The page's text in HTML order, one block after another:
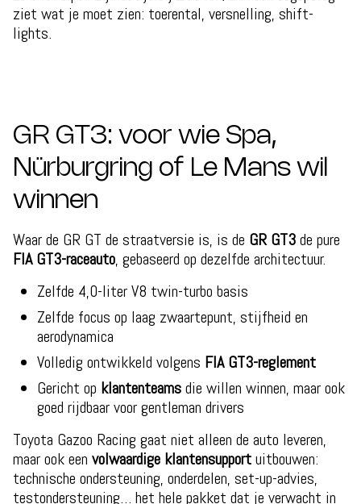
ziet wat je moet zien: toerental, versnelling, shift-
lights.
GR GT3: voor wie Spa,
Nürburgring of Le Mans wil
winnen
Waar de GR GT de straatversie is, is de GR GT3de pure
FIA GT3-raceauto, gebaseerd op dezelfde architectuur.
Zelfde 4,0-liter V8 twin-turbo basis
Zelfde focus op laag zwaartepunt, stijfheid en
aerodynamica
Volledig ontwikkeld volgens FIA GT3-reglement
Gericht op klantenteamsdie willen winnen, maar ook
goed rijdbaar voor gentleman drivers
Toyota Gazoo Racing gaat niet alleen de auto leveren,
maar ook een volwaardige klantensupportuitbouwen:
technische ondersteuning, onderdelen, set-up-advies,
testondersteuning… het hele pakket dat je verwacht in